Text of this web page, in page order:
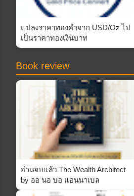
แปลงราคาทองคำจาก USD/Oz ไป
เป็นราคาทองเงินบาท
Book review
อ่านจบแล้ว The Wealth Architect
by ออ นอ บอ แอนนาเบล